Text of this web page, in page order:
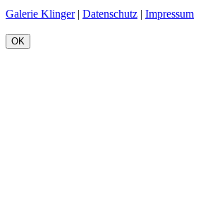
Galerie Klinger| Datenschutz | Impressum
OK